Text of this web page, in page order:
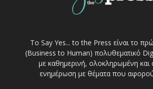
Το Say Yes... to the Press είναι το
(Business to Human) πολυθεματικό
με καθημερινή, ολοκληρωμένη και
ενημέρωση με θέματα που